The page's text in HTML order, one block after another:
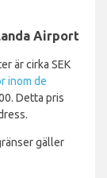
Airport
är cirka SEK
inom de
Detta pris
gäller